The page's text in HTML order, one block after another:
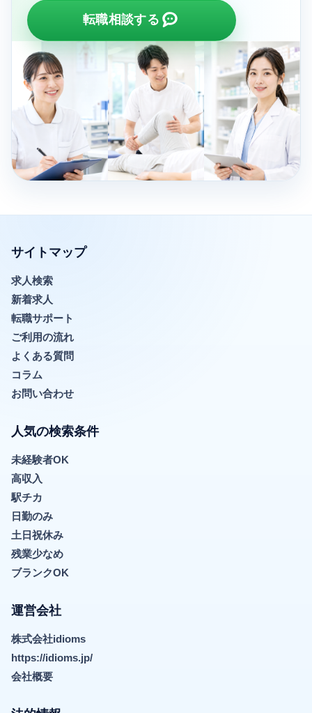
転職相談する
サイトマップ
求人検索
新着求人
転職サポート
ご利用の流れ
よくある質問
コラム
お問い合わせ
人気の検索条件
未経験者OK
高収入
駅チカ
日勤のみ
土日祝休み
残業少なめ
ブランクOK
運営会社
株式会社idioms
https://idioms.jp/
会社概要